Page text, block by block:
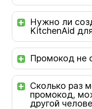
Нужно ли
KitchenAid
Промокод не
Сколько раз
промокод,
другой